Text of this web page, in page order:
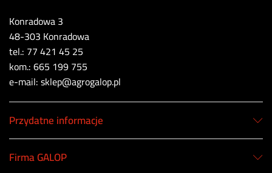
Konradowa 3
48-303 Konradowa
tel.: 77 421 45 25
kom.: 665 199 755
e-mail: sklep@agrogalop.pl
Przydatne informacje
Firma GALOP